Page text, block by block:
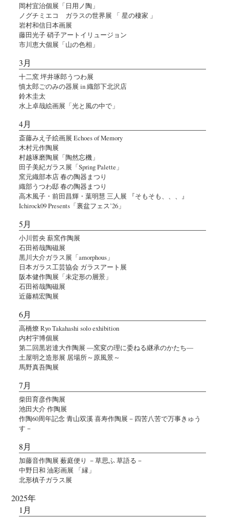
岡村宜治個展「日用ノ陶」
ノグチミエコ ガラスの世界展 「 星の棲家 」
岩村和信日本画展
藤田光子 硝子アートイリュージョン
市川恵大個展「山の色相」
3月
十二窯 坪井琢郎うつわ展
慎太郎ごのみの器展 in 織部下北沢店
鈴木圭太
水上卓哉絵画展「光と風の中で」
4月
斎藤みえ子絵画展 Echoes of Memory
木村元作陶展
村越琢磨陶展「陶然忘機」
田子美紀ガラス展「Spring Palette」
窯元織部本店 春の陶器まつり
織部うつわ邸 春の陶器まつり
高木風子・前田昌輝・葉明慧 三人展 『そもそも、、、』
Ichirock09 Presents「裏盆フェス’26」
5月
小川哲央 薪窯作陶展
石田裕哉陶磁展
黒川大介ガラス展「amorphous」
日本ガラス工芸協会 ガラスアート展
阪本健作陶展「未定形の層景」
石田裕哉陶磁展
近藤精宏陶展
6月
高橋燎 Ryo Takahashi solo exhibition
内村宇博個展
第二回黒岩達大作陶展 ―窯変の理に委ねる継承のかたち―
土屋明之造形展 居場所～原風景～
馬野真吾陶展
7月
柴田育彦作陶展
池田大介 作陶展
作陶60周年記念 青山双溪 喜寿作陶展－四苦八苦で万事きゅう
す－
8月
加藤音作陶展 薮庭便り －草思ふ 草語る－
中野日和 油彩画展 「縁」
北形槙子ガラス展
2025年
1月